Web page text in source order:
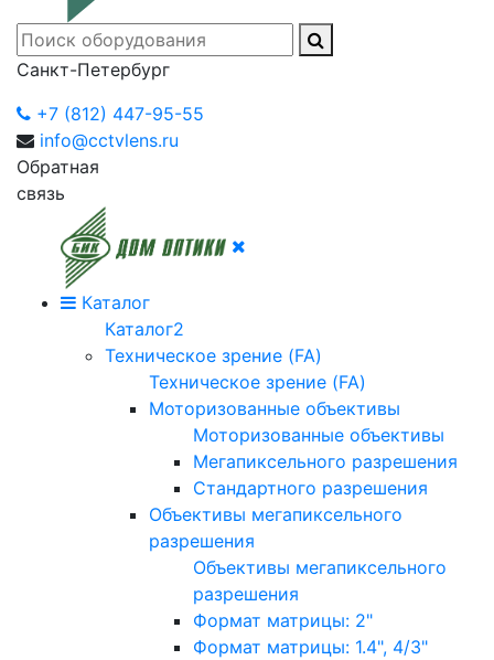
Санкт-Петербург
+7 (812) 447-95-55
info@cctvlens.ru
Обратная
связь
Каталог
Каталог2
Техническое зрение (FA)
Техническое зрение (FA)
Моторизованные объективы
Моторизованные объективы
Мегапиксельного разрешения
Стандартного разрешения
Объективы мегапиксельного
разрешения
Объективы мегапиксельного
разрешения
Формат матрицы: 2"
Формат матрицы: 1.4", 4/3"